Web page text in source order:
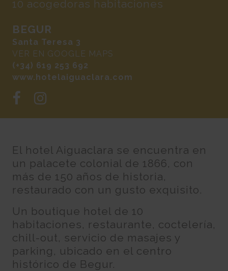
10 acogedoras habitaciones
BEGUR
Santa Teresa 3
VER EN GOOGLE MAPS
(+34) 619 253 692
www.hotelaiguaclara.com
El hotel Aiguaclara se encuentra en
un palacete colonial de 1866, con
más de 150 años de historia,
restaurado con un gusto exquisito.
Un boutique hotel de 10
habitaciones, restaurante, coctelería,
chill-out, servicio de masajes y
parking, ubicado en el centro
histórico de Begur.